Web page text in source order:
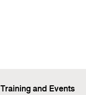
Training and Events